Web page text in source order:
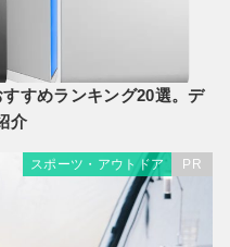
すすめランキング20選。デ
介
スポーツ・アウトドア PR